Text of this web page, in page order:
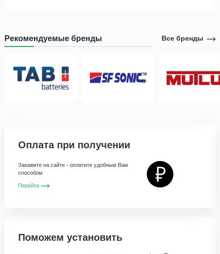
Рекомендуемые бренды Все бренды
Оплата при получении
Закажите на сайте - оплатите удобным Вам
способом
Перейти
Поможем установить